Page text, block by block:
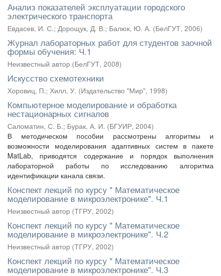
Анализ показателей эксплуатации городского
электрического транспорта
Евдасев, И. С.; Дорощук, Д. В.; Балюк, Ю. А. (БелГУТ, 2006)
Журнал лабораторных работ для студентов заочной
формы обучения: Ч.1
Неизвестный автор (БелГУТ, 2008)
Искусство схемотехники
Хоровиц, П.; Хилл, У. (Издательство "Мир", 1998)
Компьютерное моделирование и обработка
нестационарных сигналов
Саломатин, С. Б.; Бурак, А. И. (БГУИР, 2004)
В методическом пособии рассмотрены алгоритмы и
возможности моделирования адаптивных систем в пакете
MatLab, приводятся содержание и порядок выполнения
лабораторной работы по исследованию алгоритма
идентификации канала связи.
Конспект лекций по курсу " Математическое
моделирование в микроэлектронике". Ч.1
Неизвестный автор (ТГРУ, 2002)
Конспект лекций по курсу " Математическое
моделирование в микроэлектронике". Ч.2
Неизвестный автор (ТГРУ, 2002)
Конспект лекций по курсу " Математическое
моделирование в микроэлектронике". Ч.3